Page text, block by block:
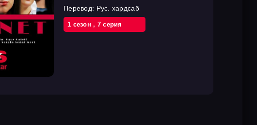
Перевод: Рус. хардсаб
1 cезон, 7 cерия